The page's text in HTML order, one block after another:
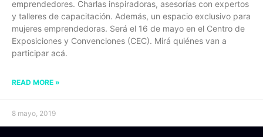
emprendedores. Charlas inspiradoras, asesorías con expertos
y talleres de capacitación. Además, un espacio exclusivo para
mujeres emprendedoras. Será el 16 de mayo en el Centro de
Exposiciones y Convenciones (CEC). Mirá quiénes van a
participar acá.
READ MORE »
8 mayo, 2019